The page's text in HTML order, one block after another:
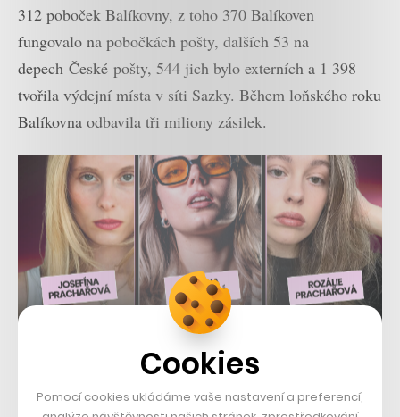
312 poboček Balíkovny, z toho 370 Balíkoven
fungovalo na pobočkách pošty, dalších 53 na
depech České pošty, 544 jich bylo externích a 1 398
tvořila výdejní místa v síti Sazky. Během loňského roku
Balíkovna odbavila tři miliony zásilek.
Cookies
Pomocí cookies ukládáme vaše nastavení a preferencí,